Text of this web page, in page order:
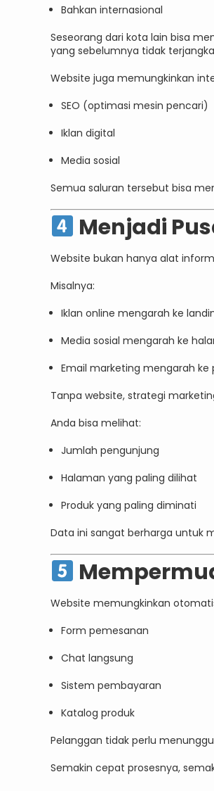
Bahkan internasional
Seseorang dari kota lain bisa
yang sebelumnya tidak
Website juga memungkinkan
SEO (optimasi mesin pencari)
Iklan digital
Media sosial
Semua saluran tersebut bisa
Menjadi
Website bukan hanya alat
Misalnya:
Iklan online mengarah ke
Media sosial mengarah ke
Email marketing mengarah ke
Tanpa website, strategi
Anda bisa melihat:
Jumlah pengunjung
Halaman yang paling dilihat
Produk yang paling diminati
Data ini sangat berharga untuk
Website memungkinkan
Form pemesanan
Chat langsung
Sistem pembayaran
Katalog produk
Pelanggan tidak perlu
Semakin cepat prosesnya,